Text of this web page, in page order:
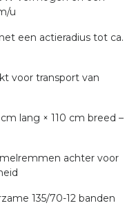
u
een actieradius tot ca.
voor transport van
lang × 110 cm breed –
achter voor
135/70-12 banden